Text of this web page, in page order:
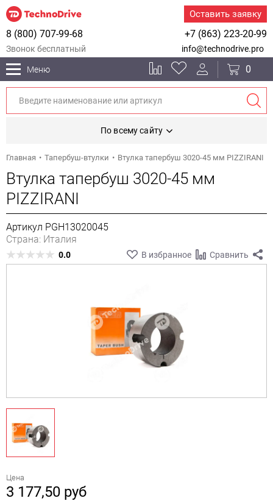
Оставить заявку
+7 (863) 223-20-99
8 (800) 707-99-68
Звонок бесплатный info@technodrive.pro
Меню 0
По всему сайту
Главная Тапербуш-втулки Втулка тапербуш 3020-45 мм PIZZIRANI
Втулка тапербуш 3020-45 мм
PIZZIRANI
Артикул PGH13020045
Страна: Италия
0.0 В избранное Сравнить
Цена
3 177,50 руб